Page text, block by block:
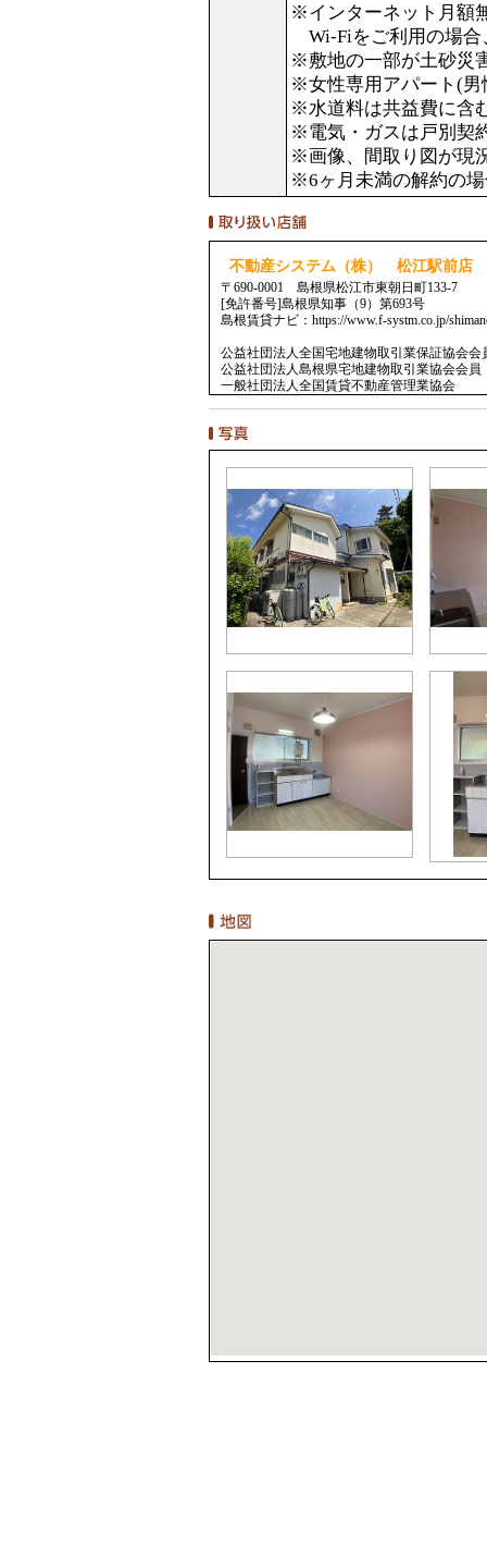
※インターネット月額
Wi-Fiをご利用の場合
※敷地の一部が土砂災
※女性専用アパート(男
※水道料は共益費に含
※電気・ガスは戸別契
※画像、間取り図が現
※6ヶ月未満の解約の
不動産システム（株） 松江駅前店
〒690-0001 島根県松江市東朝日町133-7
[免許番号]島根県知事（9）第693号
島根賃貸ナビ：https://www.f-systm.co.jp/
公益社団法人全国宅地建物取引業保証協会会
公益社団法人島根県宅地建物取引業協会会員
一般社団法人全国賃貸不動産管理業協会